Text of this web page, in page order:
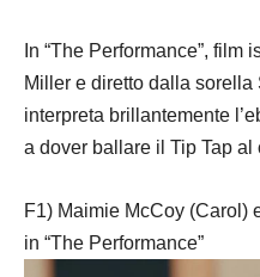
In “The Performance”, film
Miller e diretto dalla
interpreta brillantemente
a dover ballare il Tip Tap al
F1) Maimie McCoy (Carol)
in “The Performance”